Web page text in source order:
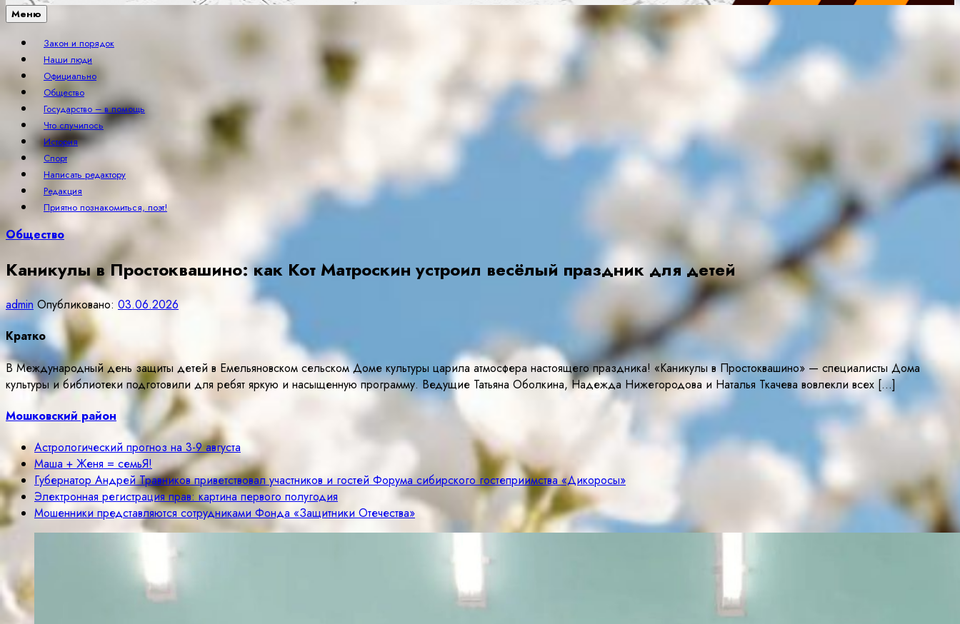
Меню
Закон и порядок
Наши люди
Официально
Общество
Государство – в помощь
Что случилось
История
Спорт
Написать редактору
Редакция
Приятно познакомиться, поэт!
Общество
Каникулы в Простоквашино: как Кот Матроскин устроил весёлый праздник для детей
admin Опубликовано: 03.06.2026
Кратко
В Международный день защиты детей в Емельяновском сельском Доме культуры царила атмосфера настоящего праздника! «Каникулы в Простоквашино» — специалисты Дома
культуры и библиотеки подготовили для ребят яркую и насыщенную программу. Ведущие Татьяна Оболкина, Надежда Нижегородова и Наталья Ткачева вовлекли всех […]
Мошковский район
Астрологический прогноз на 3-9 августа
Маша + Женя = семьЯ!
Губернатор Андрей Травников приветствовал участников и гостей Форума сибирского гостеприимства «Дикоросы»
Электронная регистрация прав: картина первого полугодия
Мошенники представляются сотрудниками Фонда «Защитники Отечества»